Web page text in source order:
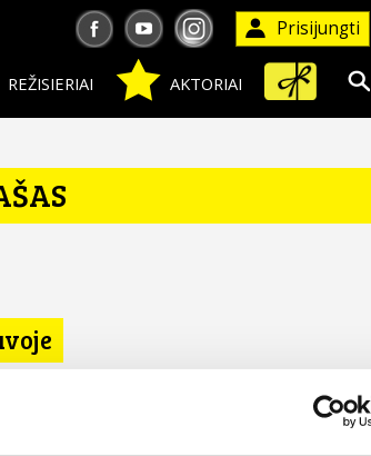
Prisijungti
AKTORIAI
REŽISIERIAI
Ieškoti